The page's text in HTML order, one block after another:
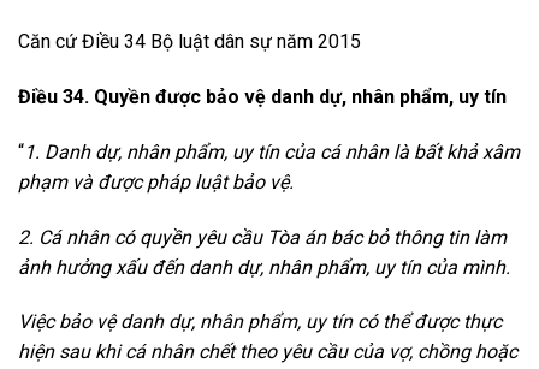
Căn cứ Điều 34 Bộ luật dân sự năm 2015
Điều 34. Quyền được bảo vệ danh dự, nhân phẩm, uy tín
“1. Danh dự, nhân phẩm, uy tín của cá nhân là bất khả xâm
phạm và được pháp luật bảo vệ.
2. Cá nhân có quyền yêu cầu Tòa án bác bỏ thông tin làm
ảnh hưởng xấu đến danh dự, nhân phẩm, uy tín của mình.
Việc bảo vệ danh dự, nhân phẩm, uy tín có thể được thực
hiện sau khi cá nhân chết theo yêu cầu của vợ, chồng hoặc